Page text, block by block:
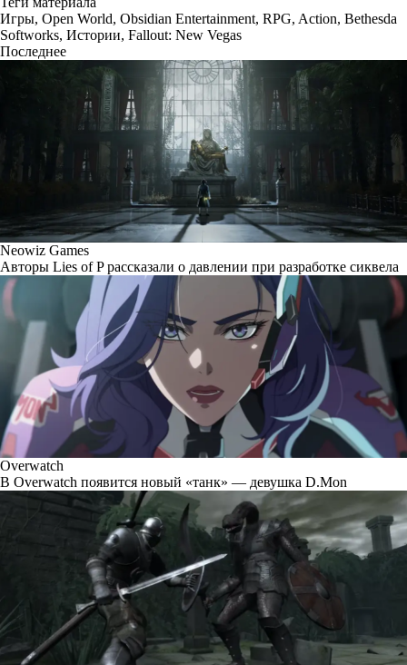
Игры, Open World, Obsidian Entertainment, RPG, Action, Bethesda
Softworks, Истории, Fallout: New Vegas
Последнее
Neowiz Games
Авторы Lies of P рассказали о давлении при разработке сиквела
Overwatch
В Overwatch появится новый «танк» — девушка D.Mon